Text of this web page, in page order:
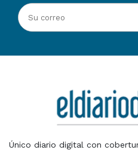
Único diario digital con